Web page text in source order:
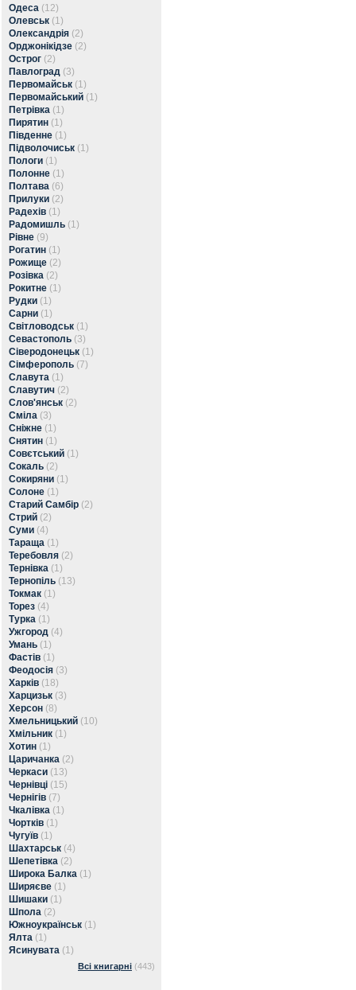
Одеса (12)
Олевськ (1)
Олександрія (2)
Орджонікідзе (2)
Острог (2)
Павлоград (3)
Первомайськ (1)
Первомайський (1)
Петрівка (1)
Пирятин (1)
Південне (1)
Підволочиськ (1)
Пологи (1)
Полонне (1)
Полтава (6)
Прилуки (2)
Радехів (1)
Радомишль (1)
Рівне (9)
Рогатин (1)
Рожище (2)
Розівка (2)
Рокитне (1)
Рудки (1)
Сарни (1)
Світловодськ (1)
Севастополь (3)
Сіверодонецьк (1)
Сімферополь (7)
Славута (1)
Славутич (2)
Слов'янськ (2)
Сміла (3)
Сніжне (1)
Снятин (1)
Совєтський (1)
Сокаль (2)
Сокиряни (1)
Солоне (1)
Старий Самбір (2)
Стрий (2)
Суми (4)
Тараща (1)
Теребовля (2)
Тернівка (1)
Тернопіль (13)
Токмак (1)
Торез (4)
Турка (1)
Ужгород (4)
Умань (1)
Фастів (1)
Феодосія (3)
Харків (18)
Харцизьк (3)
Херсон (8)
Хмельницький (10)
Хмільник (1)
Хотин (1)
Царичанка (2)
Черкаси (13)
Чернівці (15)
Чернігів (7)
Чкалівка (1)
Чортків (1)
Чугуїв (1)
Шахтарськ (4)
Шепетівка (2)
Широка Балка (1)
Ширяєве (1)
Шишаки (1)
Шпола (2)
Южноукраїнськ (1)
Ялта (1)
Ясинувата (1)
Всі книгарні (443)